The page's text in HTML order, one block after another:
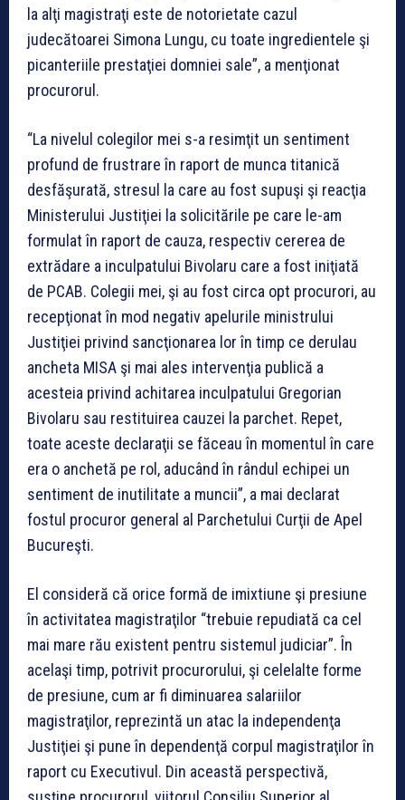
la alţi magistraţi este de notorietate cazul
judecătoarei Simona Lungu, cu toate ingredientele şi
picanteriile prestaţiei domniei sale”, a menţionat
procurorul.
“La nivelul colegilor mei s-a resimţit un sentiment
profund de frustrare în raport de munca titanică
desfăşurată, stresul la care au fost supuşi şi reacţia
Ministerului Justiţiei la solicitările pe care le-am
formulat în raport de cauza, respectiv cererea de
extrădare a inculpatului Bivolaru care a fost iniţiată
de PCAB. Colegii mei, şi au fost circa opt procurori, au
recepţionat în mod negativ apelurile ministrului
Justiţiei privind sancţionarea lor în timp ce derulau
ancheta MISA şi mai ales intervenţia publică a
acesteia privind achitarea inculpatului Gregorian
Bivolaru sau restituirea cauzei la parchet. Repet,
toate aceste declaraţii se făceau în momentul în care
era o anchetă pe rol, aducând în rândul echipei un
sentiment de inutilitate a muncii”, a mai declarat
fostul procuror general al Parchetului Curţii de Apel
Bucureşti.
El consideră că orice formă de imixtiune şi presiune
în activitatea magistraţilor “trebuie repudiată ca cel
mai mare rău existent pentru sistemul judiciar”. În
acelaşi timp, potrivit procurorului, şi celelalte forme
de presiune, cum ar fi diminuarea salariilor
magistraţilor, reprezintă un atac la independenţa
Justiţiei şi pune în dependenţă corpul magistraţilor în
raport cu Executivul. Din această perspectivă,